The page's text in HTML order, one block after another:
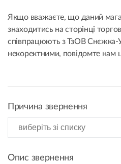
Якщо вважаєте, що даний
знаходитись на сторінці
співпрацюють з ТзОВ Снєжка-
некоректними, повідомте нам
Причина звернення
Опис звернення